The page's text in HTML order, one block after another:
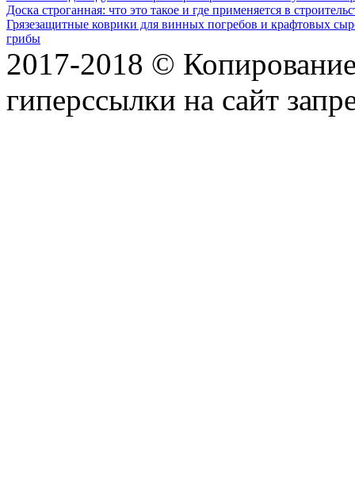
Доска строганная: что это такое и где применяется в
Грязезащитные коврики для винных погребов и крафтовых
грибы
2017-2018 ©
гиперссылки на сайт